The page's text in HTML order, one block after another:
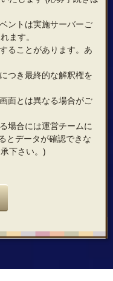
ントは実施サーバーご
ます。
ることがあります。あ
つき最終的な解釈権を
面とは異なる場合がご
場合には運営チームに
とデータが確認できな
下さい。)